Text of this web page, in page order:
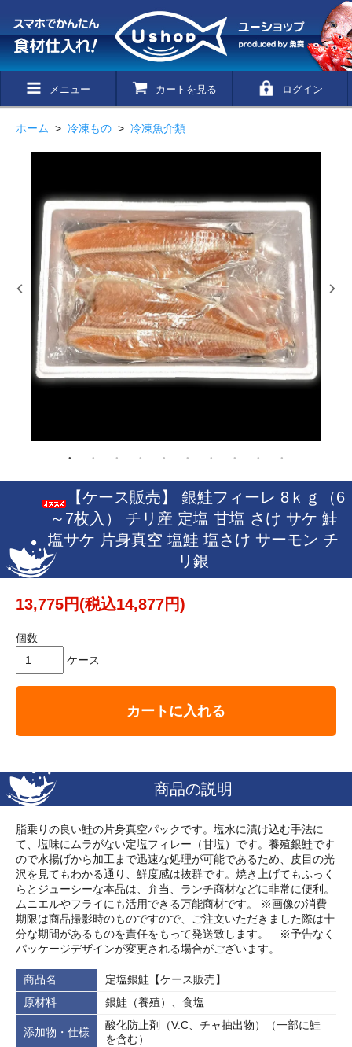
メニュー カートを見る ログイン
ホーム > 冷凍もの > 冷凍魚介類
【ケース販売】 銀鮭フィーレ 8ｋｇ（6
～7枚入） チリ産 定塩 甘塩 さけ サケ 鮭
塩サケ 片身真空 塩鮭 塩さけ サーモン チ
リ銀
13,775円(税込14,877円)
個数
ケース
カートに入れる
商品の説明
脂乗りの良い鮭の片身真空パックです。塩水に漬け込む手法に
て、塩味にムラがない定塩フィレー（甘塩）です。養殖銀鮭です
ので水揚げから加工まで迅速な処理が可能であるため、皮目の光
沢を見てもわかる通り、鮮度感は抜群です。焼き上げてもふっく
らとジューシーな本品は、弁当、ランチ商材などに非常に便利。
ムニエルやフライにも活用できる万能商材です。 ※画像の消費
期限は商品撮影時のものですので、ご注文いただきました際は十
分な期間があるものを責任をもって発送致します。 ※予告なく
パッケージデザインが変更される場合がございます。
商品名
定塩銀鮭【ケース販売】
原材料
銀鮭（養殖）、食塩
添加物・仕様
酸化防止剤（V.C、チャ抽出物）（一部に鮭
を含む）